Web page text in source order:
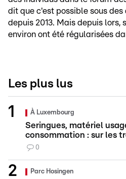
dit que c'est possible sous
depuis 2013. Mais depuis lors,
environ ont été régularisées
Les plus lus
À Luxembourg
Seringues, matériel
consommation : sur les
0
Parc Hosingen